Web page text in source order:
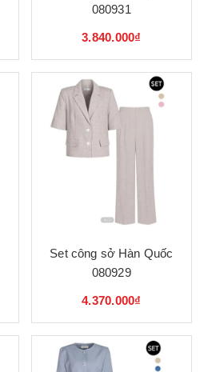
080931
3.840.000₫
Set công sở Hàn Quốc
080929
4.370.000₫